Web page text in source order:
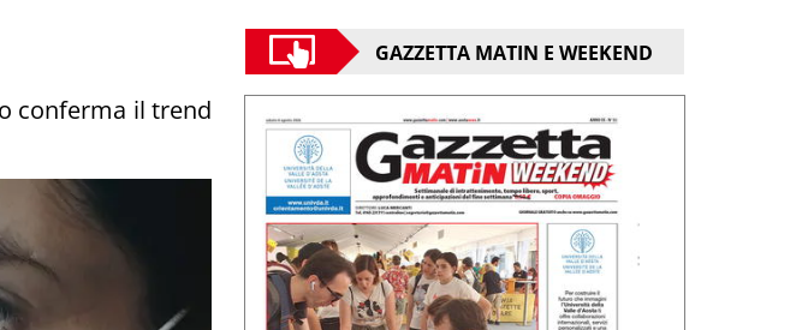
conferma il trend
GAZZETTA MATIN E WEEKEND